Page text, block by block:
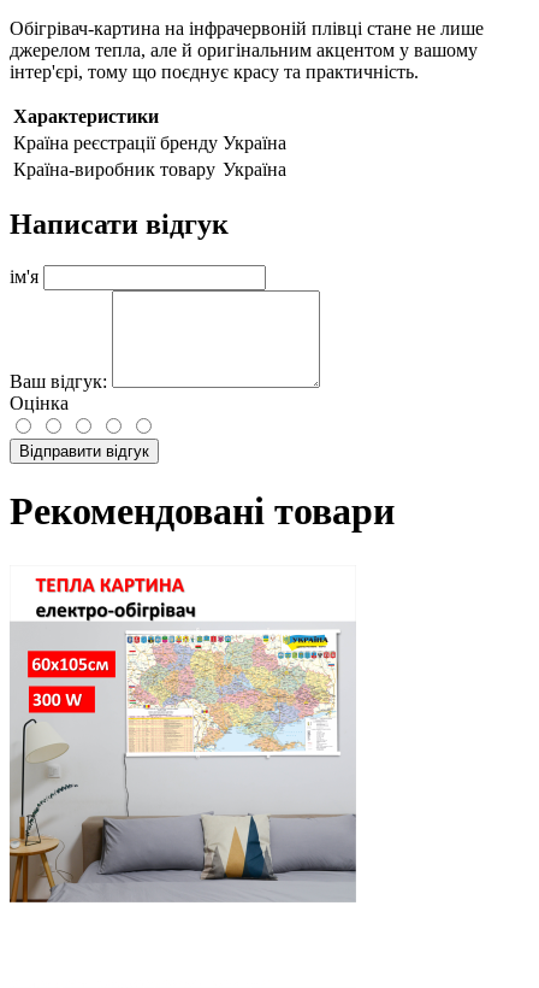
Обігрівач-картина на інфрачервоній плівці стане не лише
джерелом тепла, але й оригінальним акцентом у вашому
інтер'єрі, тому що поєднує красу та практичність.
Характеристики
Країна реєстрації бренду Україна
Країна-виробник товару Україна
Написати відгук
ім'я
Ваш відгук:
Оцінка
Відправити відгук
Рекомендовані товари